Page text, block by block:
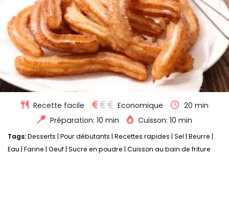
Recette facile Economique
20 min
Préparation: 10 min
Cuisson: 10 min
Tags:Desserts Pour débutants Recettes rapides Sel Beurre
Eau Farine Oeuf Sucre en poudre Cuisson au bain de friture